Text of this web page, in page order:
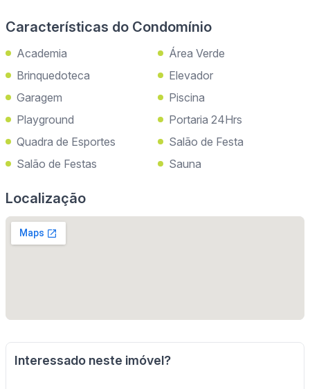
Características do Condomínio
Academia
Área Verde
Brinquedoteca
Elevador
Garagem
Piscina
Playground
Portaria 24Hrs
Quadra de Esportes
Salão de Festa
Salão de Festas
Sauna
Localização
Interessado neste imóvel?